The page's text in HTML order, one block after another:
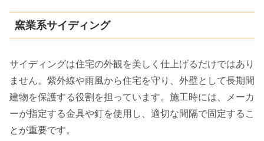
窯業系サイディング
サイディングは住宅の外観を美しく仕上げるだけではあり
ません。紫外線や雨風から住宅を守り、外壁として長期間
建物を保護する役割を担っています。施工時には、メーカ
ーが指定する金具や釘を使用し、適切な間隔で固定するこ
とが重要です。